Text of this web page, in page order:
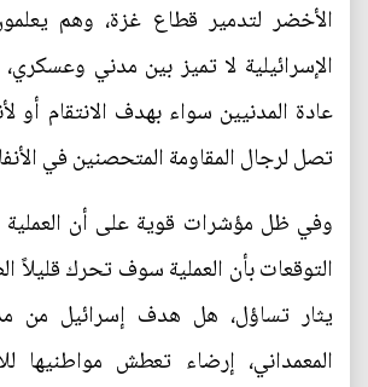
الأخضر لتدمير قطاع غزة، وهم
الإسرائيلية لا تميز بين مدني
عادة المدنيين سواء بهدف الانتقام أو
تصل لرجال المقاومة المتحصنين في
وفي ظل مؤشرات قوية على أن
التوقعات بأن العملية سوف تحرك قليلاً
يثار تساؤل، هل هدف إسرائيل من
المعمداني، إرضاء تعطش مواطنيها